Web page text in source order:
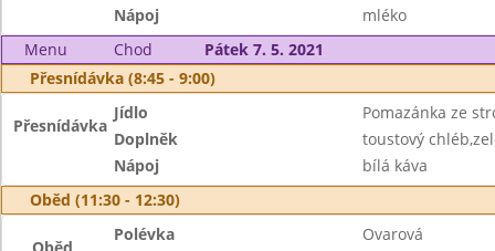
Nápoj
mléko
Menu
Chod
Pátek 7. 5. 2021
Přesnídávka (8:45 - 9:00)
Přesnídávka
Jídlo
Pomazánka ze
Doplněk
toustový
Nápoj
bílá káva
Oběd (11:30 - 12:30)
Polévka
Ovarová